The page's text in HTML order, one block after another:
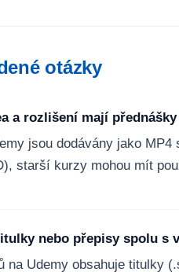
otázky
a rozlišení mají přednášky
jsou dodávány jako MP4
starší kurzy mohou mít
nebo přepisy spolu s
na Udemy obsahuje titulky